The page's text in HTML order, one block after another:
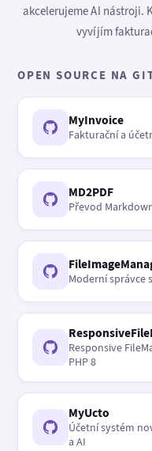
akcelerujeme AI nástroji.
vyvíjím
OPEN SOURCE NA
MyInvoice
Fakturační a
MD2PDF
Převod
Moderní správce
Responsive
PHP 8
MyUcto
Účetní systém
a AI